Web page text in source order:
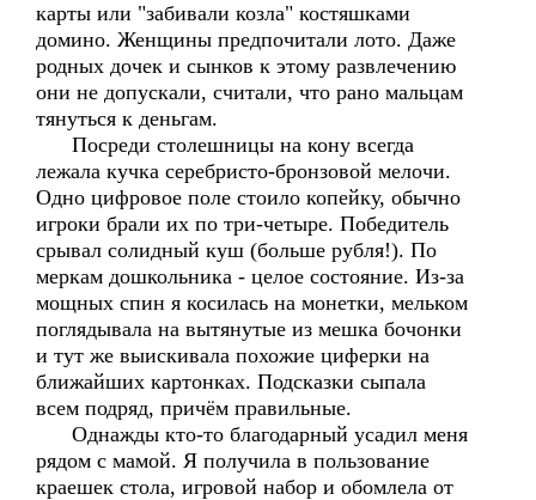
карты или "забивали козла" костяшками
домино. Женщины предпочитали лото. Даже
родных дочек и сынков к этому развлечению
они не допускали, считали, что рано мальцам
тянуться к деньгам.
Посреди столешницы на кону всегда
лежала кучка серебристо-бронзовой мелочи.
Одно цифровое поле стоило копейку, обычно
игроки брали их по три-четыре. Победитель
срывал солидный куш (больше рубля!). По
меркам дошкольника - целое состояние. Из-за
мощных спин я косилась на монетки, мельком
поглядывала на вытянутые из мешка бочонки
и тут же выискивала похожие циферки на
ближайших картонках. Подсказки сыпала
всем подряд, причём правильные.
Однажды кто-то благодарный усадил меня
рядом с мамой. Я получила в пользование
краешек стола, игровой набор и обомлела от